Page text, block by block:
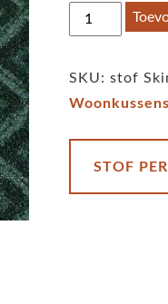
Stof
Skinsbynature
aantal
SKU:stof
Woonkussens
STOF